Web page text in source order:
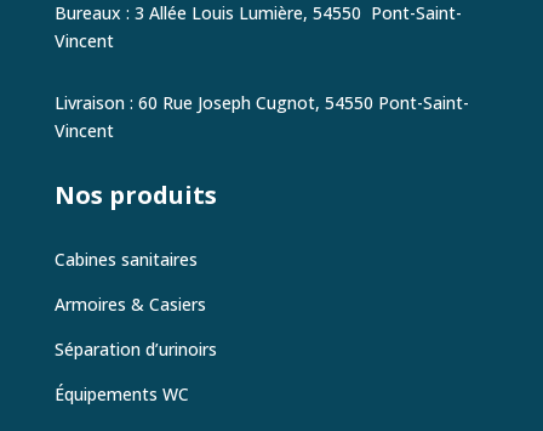
Bureaux : 3 Allée Louis Lumière, 54550 Pont-Saint-
Vincent
Livraison : 60 Rue Joseph Cugnot, 54550 Pont-Saint-
Vincent
Nos produits
Cabines sanitaires
Armoires & Casiers
Séparation d’urinoirs
Équipements WC